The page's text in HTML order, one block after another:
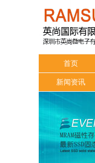
首页
新闻资讯